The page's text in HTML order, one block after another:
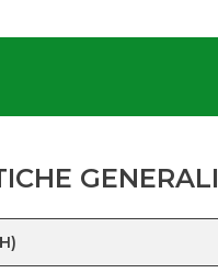
GENERALI